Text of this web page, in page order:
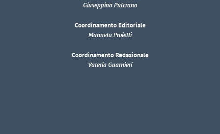
Giuseppina Pulcrano
Coordinamento Editoriale
Manuela Proietti
Coordinamento Redazionale
Valeria Guarnieri